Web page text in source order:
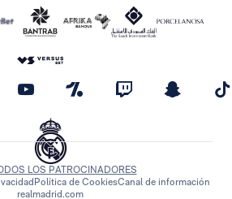
LOS PATROCINADORES
Política de CookiesCanal de información
realmadrid.com